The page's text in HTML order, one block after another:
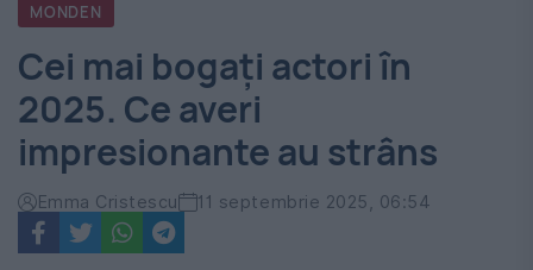
România
-
Evenimentul
Zilei
MONDEN
Cei mai bogați actori în
2025. Ce averi
impresionante au strâns
Emma Cristescu 11 septembrie 2025, 06:54